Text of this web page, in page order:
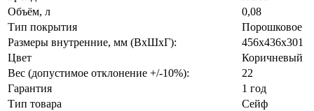
Объём, л
0,08
Тип покрытия
Порошковое
Размеры внутренние, мм (ВхШхГ):
456x436x301
Цвет
Коричневый
Вес (допустимое отклонение +/-10%):
22
Гарантия
1 год
Тип товара
Сейф